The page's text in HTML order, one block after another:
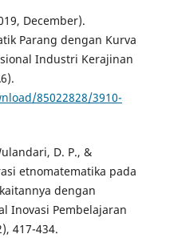
December).
Parang dengan Kurva
Industri Kerajinan
85022828/3910-
D. P., &
etnomatematika pada
dengan
Inovasi Pembelajaran
417-434.